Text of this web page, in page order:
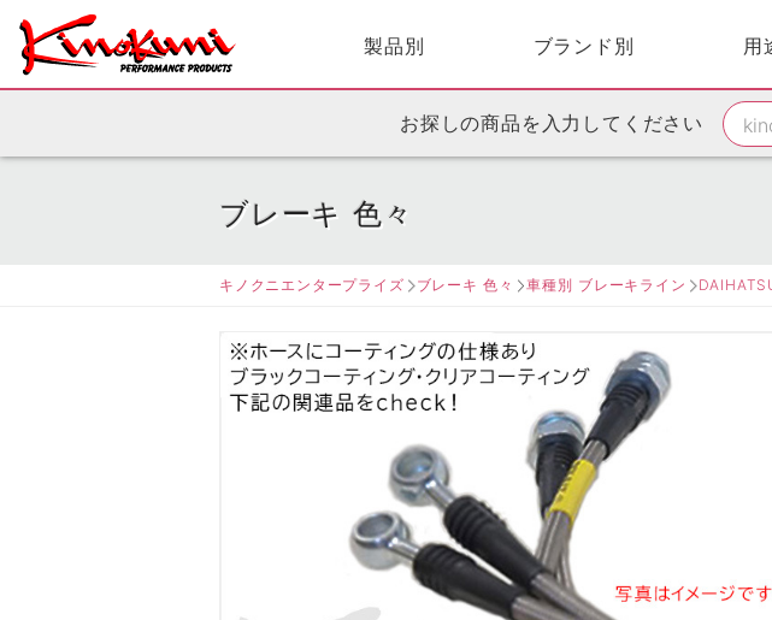
製品別 ブランド別 用
お探しの商品を入力してください
ブレーキ 色々
キノクニエンタープライズ ブレーキ 色々 車種別 ブレーキライン